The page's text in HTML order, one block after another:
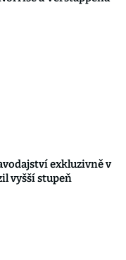
exkluzivně v
vyšší stupeň